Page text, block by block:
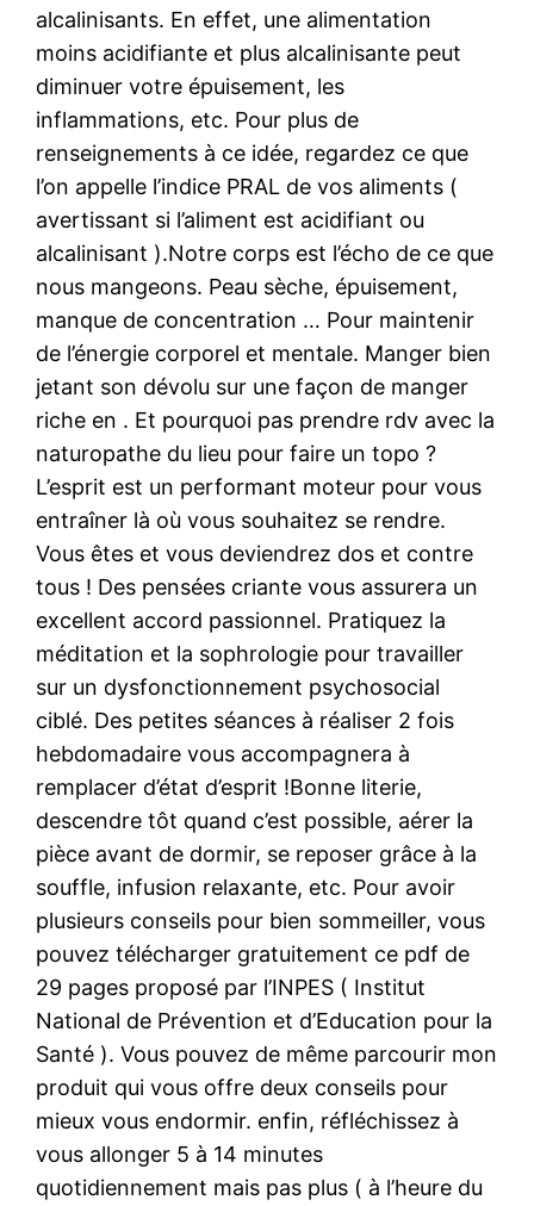
alcalinisants. En effet, une alimentation
moins acidifiante et plus alcalinisante peut
diminuer votre épuisement, les
inflammations, etc. Pour plus de
renseignements à ce idée, regardez ce que
l’on appelle l’indice PRAL de vos aliments (
avertissant si l’aliment est acidifiant ou
alcalinisant ).Notre corps est l’écho de ce que
nous mangeons. Peau sèche, épuisement,
manque de concentration … Pour maintenir
de l’énergie corporel et mentale. Manger bien
jetant son dévolu sur une façon de manger
riche en . Et pourquoi pas prendre rdv avec la
naturopathe du lieu pour faire un topo ?
L’esprit est un performant moteur pour vous
entraîner là où vous souhaitez se rendre.
Vous êtes et vous deviendrez dos et contre
tous ! Des pensées criante vous assurera un
excellent accord passionnel. Pratiquez la
méditation et la sophrologie pour travailler
sur un dysfonctionnement psychosocial
ciblé. Des petites séances à réaliser 2 fois
hebdomadaire vous accompagnera à
remplacer d’état d’esprit !Bonne literie,
descendre tôt quand c’est possible, aérer la
pièce avant de dormir, se reposer grâce à la
souffle, infusion relaxante, etc. Pour avoir
plusieurs conseils pour bien sommeiller, vous
pouvez télécharger gratuitement ce pdf de
29 pages proposé par l’INPES ( Institut
National de Prévention et d’Education pour la
Santé ). Vous pouvez de même parcourir mon
produit qui vous offre deux conseils pour
mieux vous endormir. enfin, réfléchissez à
vous allonger 5 à 14 minutes
quotidiennement mais pas plus ( à l’heure du